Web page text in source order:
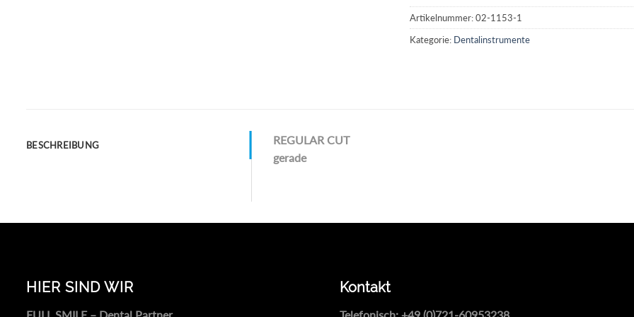
Artikelnummer:02-1153-1
Kategorie: Dentalinstrumente
BESCHREIBUNG
REGULAR CUT
gerade
HIER SIND WIR Kontakt